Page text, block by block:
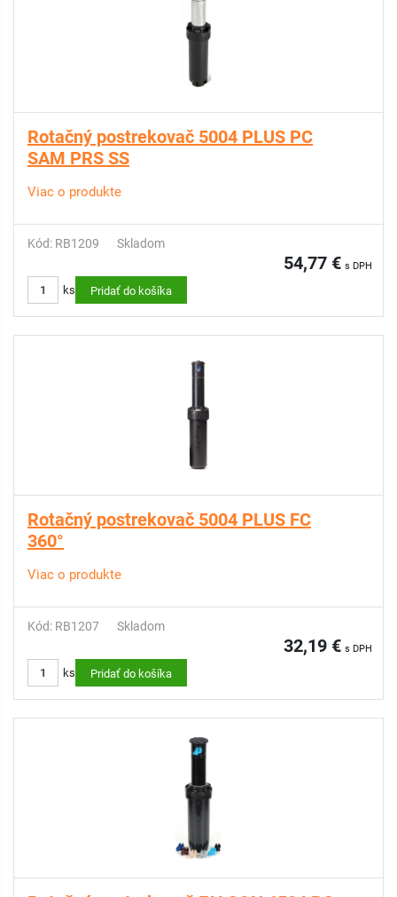
Rotačný postrekovač 5004 PLUS PC
SAM PRS SS
Viac o produkte
Kód: RB1209 Skladom
54,77 € s DPH
ks Pridať do košíka
Rotačný postrekovač 5004 PLUS FC
360°
Viac o produkte
Kód: RB1207 Skladom
32,19 € s DPH
ks Pridať do košíka